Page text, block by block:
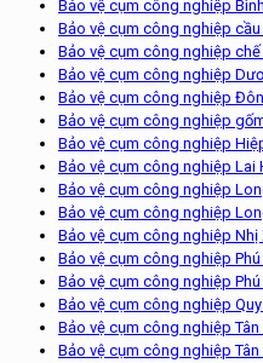
Bảo vệ cụm công nghiệp
Bảo vệ cụm công nghiệp
Bảo vệ cụm công nghiệp
Bảo vệ cụm công nghiệp
Bảo vệ cụm công nghiệp
Bảo vệ cụm công nghiệp
Bảo vệ cụm công nghiệp
Bảo vệ cụm công nghiệp Lai
Bảo vệ cụm công nghiệp
Bảo vệ cụm công nghiệp
Bảo vệ cụm công nghiệp Nhị
Bảo vệ cụm công nghiệp
Bảo vệ cụm công nghiệp Phú
Bảo vệ cụm công nghiệp
Bảo vệ cụm công nghiệp Tân
Bảo vệ cụm công nghiệp